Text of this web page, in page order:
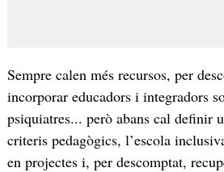
Sempre calen més recursos, per
incorporar educadors i integradors
psiquiatres... però abans cal definir
criteris pedagògics, l’escola
en projectes i, per descomptat,